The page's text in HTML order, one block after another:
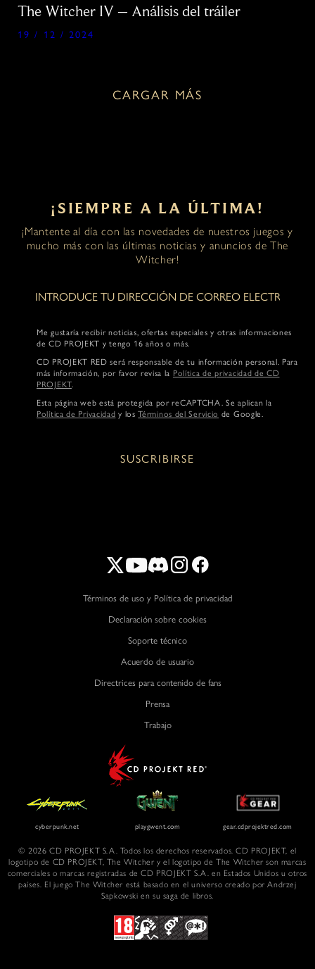
The Witcher IV – Análisis del tráiler
19 / 12 / 2024
CARGAR MÁS
¡SIEMPRE A LA ÚLTIMA!
¡Mantente al día con las novedades de nuestros juegos y
mucho más con las últimas noticias y anuncios de The
Witcher!
Me gustaría recibir noticias, ofertas especiales y otras informaciones
de CD PROJEKT y tengo 16 años o más.
CD PROJEKT RED será responsable de tu información personal. Para
más información, por favor revisa la Política de privacidad de CD
PROJEKT.
Esta página web está protegida por reCAPTCHA. Se aplican la
Política de Privacidad y losTérminos del Servicio de Google.
SUSCRIBIRSE
Términos de uso y Política de privacidad
Declaración sobre cookies
Soporte técnico
Acuerdo de usuario
Directrices para contenido de fans
Prensa
Trabajo
© 2026 CD PROJEKT S.A. Todos los derechos reservados. CD PROJEKT, el
logotipo de CD PROJEKT, The Witcher y el logotipo de The Witcher son marcas
comerciales o marcas registradas de CD PROJEKT S.A. en Estados Unidos u otros
países. El juego The Witcher está basado en el universo creado por Andrzej
Sapkowski en su saga de libros.